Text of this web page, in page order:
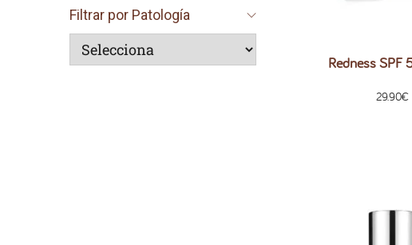
Redness
29.90€
Filtrar por Patología